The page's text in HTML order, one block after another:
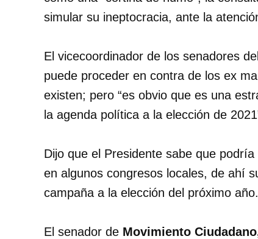
simular su ineptocracia, ante la
El vicecoordinador de los senadores del
puede proceder en contra de los ex
existen; pero “es obvio que es una
la agenda política a la elección de
Dijo que el Presidente sabe que
en algunos congresos locales, de ahí
campaña a la elección del próximo año.
El senador de Movimiento